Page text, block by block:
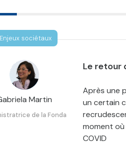
Enjeux sociétaux
Martin
de la Fonda
Le retour
Après une
un certain
moment
COVID